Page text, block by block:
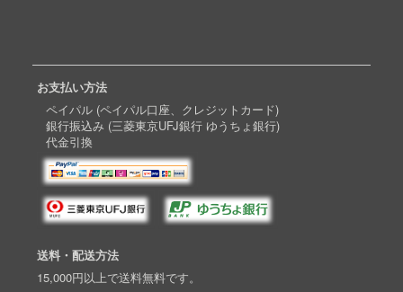
お支払い方法
ペイパル (ペイパル口座、クレジットカード)
銀行振込み (三菱東京UFJ銀行 ゆうちょ銀行)
代金引換
送料・配送方法
15,000円以上で送料無料です。